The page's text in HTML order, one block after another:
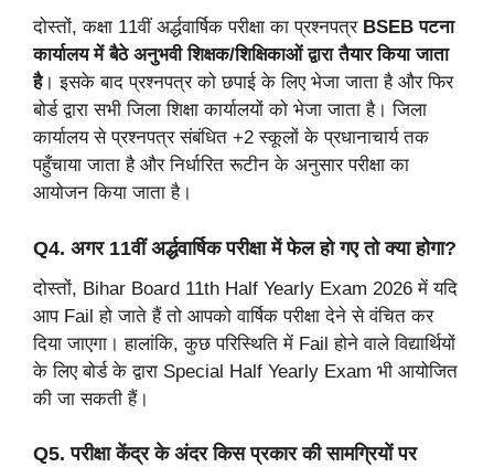
दोस्तों, कक्षा 11वीं अर्द्धवार्षिक परीक्षा का प्रश्नपत्र BSEB पटना
कार्यालय में बैठे अनुभवी शिक्षक/शिक्षिकाओं द्वारा तैयार किया जाता
है। इसके बाद प्रश्नपत्र को छपाई के लिए भेजा जाता है और फिर
बोर्ड द्वारा सभी जिला शिक्षा कार्यालयों को भेजा जाता है। जिला
कार्यालय से प्रश्नपत्र संबंधित +2 स्कूलों के प्रधानाचार्य तक
पहुँचाया जाता है और निर्धारित रूटीन के अनुसार परीक्षा का
आयोजन किया जाता है।
Q4. अगर 11वीं अर्द्धवार्षिक परीक्षा में फेल हो गए तो क्या होगा?
दोस्तों, Bihar Board 11th Half Yearly Exam 2026 में यदि
आप Fail हो जाते हैं तो आपको वार्षिक परीक्षा देने से वंचित कर
दिया जाएगा। हालांकि, कुछ परिस्थिति में Fail होने वाले विद्यार्थियों
के लिए बोर्ड के द्वारा Special Half Yearly Exam भी आयोजित
की जा सकती हैं।
Q5. परीक्षा केंद्र के अंदर किस प्रकार की सामग्रियों पर